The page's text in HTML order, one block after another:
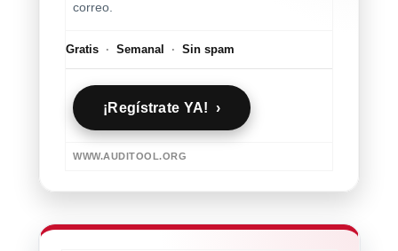
correo.
Gratis · Semanal · Sin spam
¡Regístrate YA! ›
WWW.AUDITOOL.ORG